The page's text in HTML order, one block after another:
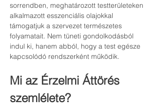
sorrendben, meghatározott testterületeken
alkalmazott esszenciális olajokkal
támogatjuk a szervezet természetes
folyamatait. Nem tüneti gondolkodásból
indul ki, hanem abból, hogy a test egésze
kapcsolódó rendszerként működik.
Mi az Érzelmi Áttörés
szemlélete?